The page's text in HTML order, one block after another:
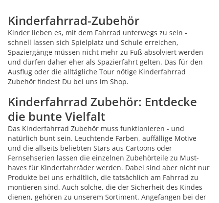
Kinderfahrrad-Zubehör
Kinder lieben es, mit dem Fahrrad unterwegs zu sein -
schnell lassen sich Spielplatz und Schule erreichen,
Spaziergänge müssen nicht mehr zu Fuß absolviert werden
und dürfen daher eher als Spazierfahrt gelten. Das für den
Ausflug oder die alltägliche Tour nötige Kinderfahrrad
Zubehör findest Du bei uns im Shop.
Kinderfahrrad Zubehör: Entdecke
die bunte Vielfalt
Das Kinderfahrrad Zubehör muss funktionieren - und
natürlich bunt sein. Leuchtende Farben, auffällige Motive
und die allseits beliebten Stars aus Cartoons oder
Fernsehserien lassen die einzelnen Zubehörteile zu Must-
haves für Kinderfahrräder werden. Dabei sind aber nicht nur
Produkte bei uns erhältlich, die tatsächlich am Fahrrad zu
montieren sind. Auch solche, die der Sicherheit des Kindes
dienen, gehören zu unserem Sortiment. Angefangen bei der